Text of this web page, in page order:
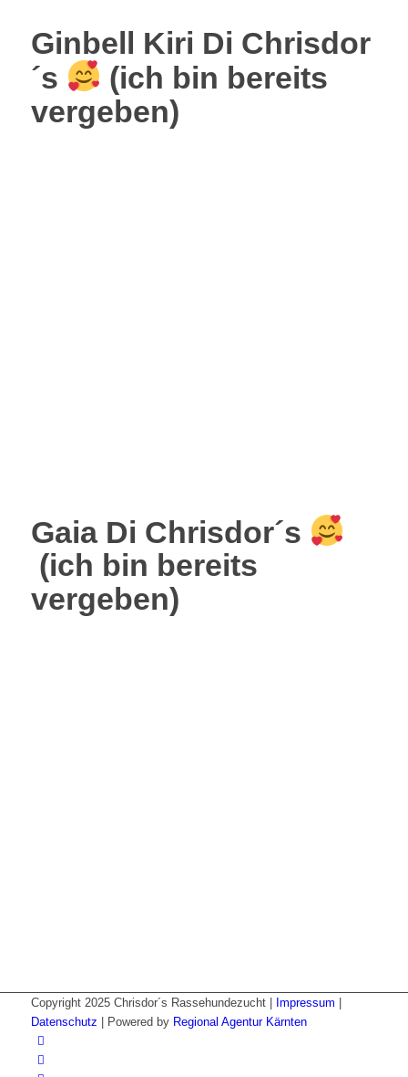
Ginbell Kiri Di Chrisdor
´s
(ich bin bereits
vergeben)
Gaia Di Chrisdor´s
(ich bin bereits
vergeben)
Copyright 2025 Chrisdor´s Rassehundezucht | Impressum
Datenschutz | Powered by Regional Agentur Kärnten